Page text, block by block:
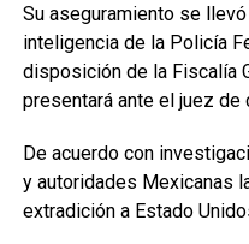
Su aseguramiento se
inteligencia de la Policía
disposición de la Fiscalía
presentará ante el juez de
De acuerdo con
y autoridades Mexicanas
extradición a Estado